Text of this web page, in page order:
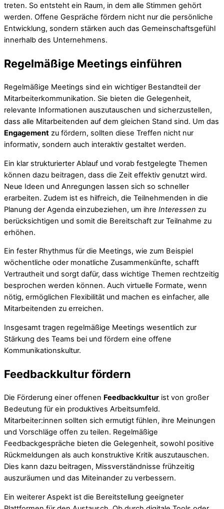
treten. So entsteht ein Raum, in dem alle Stimmen gehört
werden. Offene Gespräche fördern nicht nur die persönliche
Entwicklung, sondern stärken auch das Gemeinschaftsgefühl
innerhalb des Unternehmens.
Regelmäßige Meetings einführen
Regelmäßige Meetings sind ein wichtiger Bestandteil der
Mitarbeiterkommunikation. Sie bieten die Gelegenheit,
relevante Informationen auszutauschen und sicherzustellen,
dass alle Mitarbeitenden auf dem gleichen Stand sind. Um das
Engagement zu fördern, sollten diese Treffen nicht nur
informativ, sondern auch interaktiv gestaltet werden.
Ein klar strukturierter Ablauf und vorab festgelegte Themen
können dazu beitragen, dass die Zeit effektiv genutzt wird.
Neue Ideen und Anregungen lassen sich so schneller
erarbeiten. Zudem ist es hilfreich, die Teilnehmenden in die
Planung der Agenda einzubeziehen, um ihre Interessen zu
berücksichtigen und somit die Bereitschaft zur Teilnahme zu
erhöhen.
Ein fester Rhythmus für die Meetings, wie zum Beispiel
wöchentliche oder monatliche Zusammenkünfte, schafft
Vertrautheit und sorgt dafür, dass wichtige Themen rechtzeitig
besprochen werden können. Auch virtuelle Formate, wenn
nötig, ermöglichen Flexibilität und machen es einfacher, alle
Mitarbeitenden zu erreichen.
Insgesamt tragen regelmäßige Meetings wesentlich zur
Stärkung des Teams bei und fördern eine offene
Kommunikationskultur.
Feedbackkultur fördern
Die Förderung einer offenen Feedbackkultur ist von großer
Bedeutung für ein produktives Arbeitsumfeld.
Mitarbeiter:innen sollten sich ermutigt fühlen, ihre Meinungen
und Vorschläge offen zu teilen. Regelmäßige
Feedbackgespräche bieten die Gelegenheit, sowohl positive
Rückmeldungen als auch konstruktive Kritik auszutauschen.
Dies kann dazu beitragen, Missverständnisse frühzeitig
auszuräumen und das Miteinander zu verbessern.
Ein weiterer Aspekt ist die Bereitstellung geeigneter